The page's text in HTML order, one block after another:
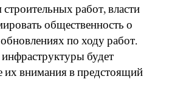
работ, власти
общественность о
по ходу работ.
будет
их внимания в предстоящий